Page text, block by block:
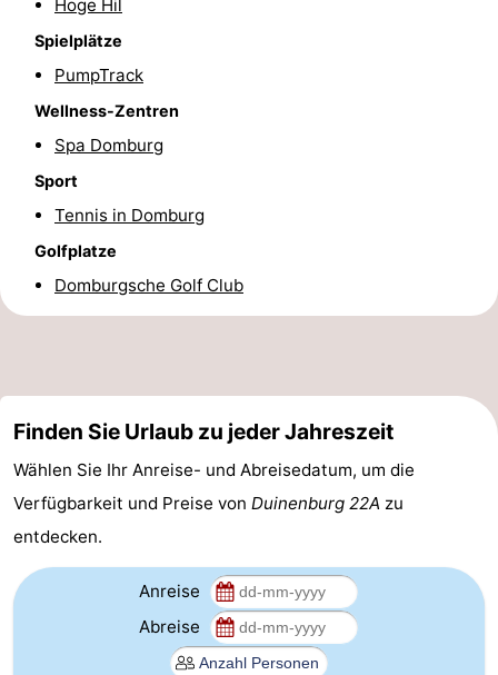
Route
Parken
Reisebuchshop
Medizin
Zeeland
Renesse
-
Bruinisse
-
Zierikzee
-
Hoge Hil
Spielplätze
PumpTrack
Wellness-Zentren
Spa Domburg
Sport
Tennis in Domburg
Golfplatze
Domburgsche Golf Club
Finden Sie Urlaub zu jeder Jahreszeit
Wählen Sie Ihr Anreise- und Abreisedatum, um die
Verfügbarkeit und Preise von Duinenburg 22A zu
entdecken.
Anreise
Abreise